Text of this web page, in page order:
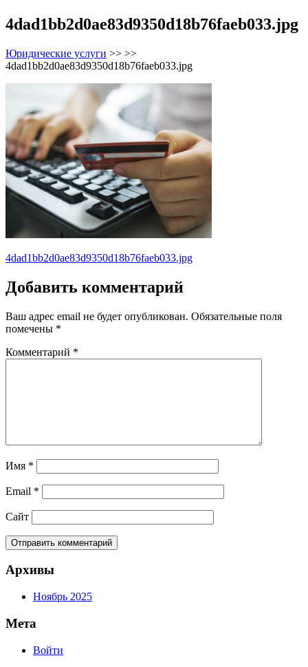
4dad1bb2d0ae83d9350d18b76faeb033.jpg
Юридические услуги >> >>
4dad1bb2d0ae83d9350d18b76faeb033.jpg
Навигация
по
записям
4dad1bb2d0ae83d9350d18b76faeb033.jpg
Добавить комментарий
Ваш адрес email не будет опубликован. Обязательные поля
помечены *
Комментарий *
Имя *
Email *
Сайт
Архивы
Ноябрь 2025
Мета
Войти